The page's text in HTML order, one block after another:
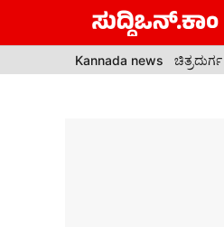
Kannada news ಚಿತ್ರದುರ್ಗ